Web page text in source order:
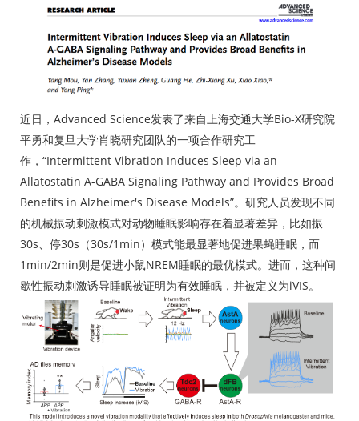
近日，Advanced Science发表了来自上海交通大学Bio-X研究院
平勇和复旦大学肖晓研究团队的一项合作研究工
作，“Intermittent Vibration Induces Sleep via an
Allatostatin A-GABA Signaling Pathway and Provides Broad
Benefits in Alzheimer's Disease Models”。研究人员发现不同
的机械振动刺激模式对动物睡眠影响存在着显著差异，比如振
30s、停30s（30s/1min）模式能最显著地促进果蝇睡眠，而
1min/2min则是促进小鼠NREM睡眠的最优模式。进而，这种间
歇性振动刺激诱导睡眠被证明为有效睡眠，并被定义为iVIS。